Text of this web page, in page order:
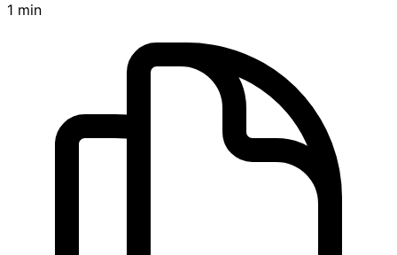
1 min